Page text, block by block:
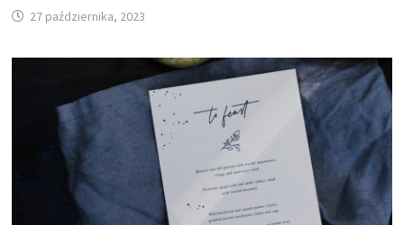
27 października, 2023